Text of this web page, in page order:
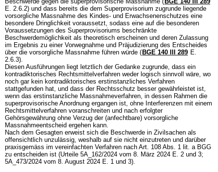
E. 2.6.2) und dass bereits die dem Superprovisorium zugrunde liegende
vorsorgliche Massnahme des Kindes- und Erwachsenenschutzes eine
besondere Dringlichkeit voraussetzt, sodass eine auf die besonderen
Voraussetzungen des Superprovisoriums beschränkte
Beschwerdemöglichkeit als theoretisch erscheinen und deren Zulassung
im Ergebnis zu einer Vorwegnahme und Präjudizierung des Entscheides
über die vorsorgliche Massnahme führen würde ( BGE 140 III 289 E.
2.6.3).
Diesen Ausführungen liegt letztlich der Gedanke zugrunde, dass ein
kontradiktorisches Rechtsmittelverfahren weder logisch sinnvoll wäre, wo
noch gar kein kontradiktorisches erstinstanzliches Verfahren
stattgefunden hat, und dass der Rechtsschutz besser gewährleistet ist,
wenn das erstinstanzliche Massnahmeverfahren, in dessen Rahmen die
superprovisorische Anordnung ergangen ist, ohne Interferenzen mit einem
Rechtsmittelverfahren voranschreiten und nach erfolgter
Gehörsgewährung ohne Verzug der (anfechtbare) vorsorgliche
Massnahmeentscheid ergehen kann.
Nach dem Gesagten erweist sich die Beschwerde in Zivilsachen als
offensichtlich unzulässig, weshalb auf sie nicht einzutreten und darüber
praxisgemäss im vereinfachten Verfahren nach Art. 108 Abs. 1 lit. a BGG
zu entscheiden ist (Urteile 5A_162/2024 vom 8. März 2024 E. 2 und 3;
5A_473/2024 vom 8. August 2024 E. 1 und 3).